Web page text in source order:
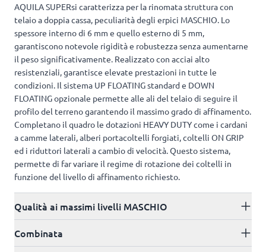
AQUILA SUPERsi caratterizza per la rinomata struttura con
telaio a doppia cassa, peculiarità degli erpici MASCHIO. Lo
spessore interno di 6 mm e quello esterno di 5 mm,
garantiscono notevole rigidità e robustezza senza aumentarne
il peso significativamente. Realizzato con acciai alto
resistenziali, garantisce elevate prestazioni in tutte le
condizioni. Il sistema UP FLOATING standard e DOWN
FLOATING opzionale permette alle ali del telaio di seguire il
profilo del terreno garantendo il massimo grado di affinamento.
Completano il quadro le dotazioni HEAVY DUTY come i cardani
a camme laterali, alberi portacoltelli forgiati, coltelli ON GRIP
ed i riduttori laterali a cambio di velocità. Questo sistema,
permette di far variare il regime di rotazione dei coltelli in
funzione del livello di affinamento richiesto.
Qualità ai massimi livelli MASCHIO
Combinata